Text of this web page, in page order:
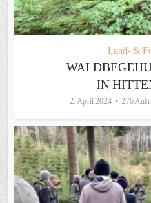
Land- &
IN
2. April 2024 276